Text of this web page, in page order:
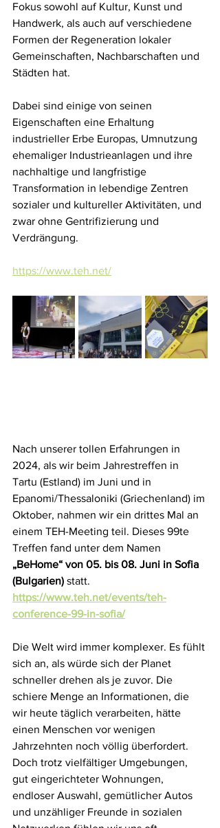
Fokus sowohl auf Kultur, Kunst und
Handwerk, als auch auf verschiedene
Formen der Regeneration lokaler
Gemeinschaften, Nachbarschaften und
Städten hat.
Dabei sind einige von seinen
Eigenschaften eine Erhaltung
industrieller Erbe Europas, Umnutzung
ehemaliger Industrieanlagen und ihre
nachhaltige und langfristige
Transformation in lebendige Zentren
sozialer und kultureller Aktivitäten, und
zwar ohne Gentrifizierung und
Verdrängung.
https://www.teh.net/
Nach unserer tollen Erfahrungen in
2024, als wir beim Jahrestreffen in
Tartu (Estland) im Juni und in
Epanomi/Thessaloniki (Griechenland) im
Oktober, nahmen wir ein drittes Mal an
einem TEH-Meeting teil. Dieses 99te
Treffen fand unter dem Namen
„BeHome“ von 05. bis 08. Juni in Sofia
(Bulgarien) statt.
https://www.teh.net/events/teh-
conference-99-in-sofia/
Die Welt wird immer komplexer. Es fühlt
sich an, als würde sich der Planet
schneller drehen als je zuvor. Die
schiere Menge an Informationen, die
wir heute täglich verarbeiten, hätte
einen Menschen vor wenigen
Jahrzehnten noch völlig überfordert.
Doch trotz vielfältiger Umgebungen,
gut eingerichteter Wohnungen,
endloser Auswahl, gemütlicher Autos
und unzähliger Freunde in sozialen